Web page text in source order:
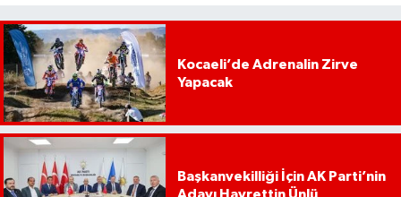
Kocaeli’de Adrenalin Zirve
Yapacak
Başkanvekilliği İçin AK Parti’nin